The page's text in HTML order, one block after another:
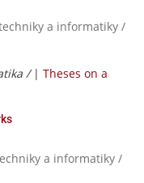
a informatiky /
/ | Theses on a
a informatiky /